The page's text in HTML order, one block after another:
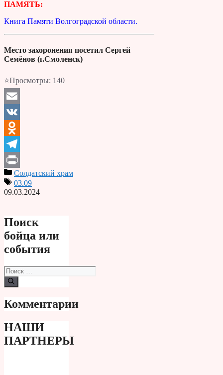
ПАМЯТЬ:
Книга Памяти Волгоградской области.
Место захоронения посетил Сергей
Семёнов (г.Смоленск)
⭐Просмотры: 140
Email
VK
Odnoklassniki
Telegram
PrintСолдатский храм
03.09
09.03.2024
Поиск
бойца или
события
Поиск:
Комментарии
НАШИ
ПАРТНЕРЫ